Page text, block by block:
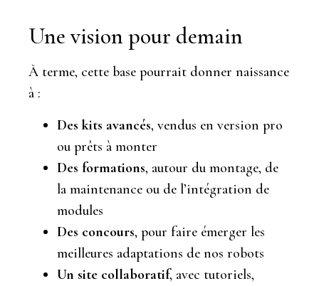
Une vision pour demain
À terme, cette base pourrait donner naissance
à :
Des kits avancés, vendus en version pro
ou prêts à monter
Des formations, autour du montage, de
la maintenance ou de l’intégration de
modules
Des concours, pour faire émerger les
meilleures adaptations de nos robots
Un site collaboratif, avec tutoriels,